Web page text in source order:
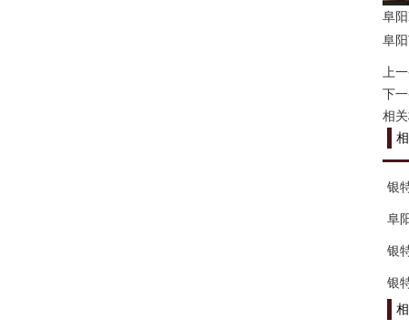
阜
阜
上
下
相
银
阜
银
银